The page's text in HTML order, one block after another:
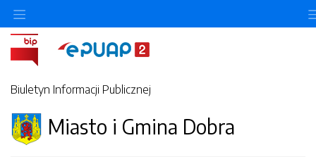
Biuletyn Informacji Publicznej
Miasto i Gmina Dobra